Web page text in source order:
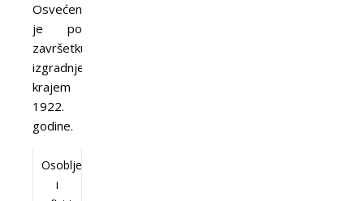
Osvećena
je po
završetku
izgradnje,
krajem
1922.
godine.
Osoblje
i